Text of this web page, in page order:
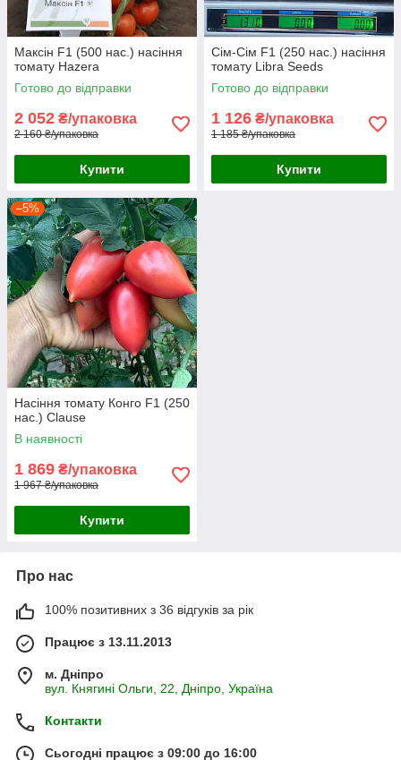
Максін F1 (500 нас.) насіння
томату Hazera
Готово до відправки
2 052 ₴/упаковка
2 160 ₴/упаковка
Купити
Сім-Сім F1 (250 нас.) насіння
томату Libra Seeds
Готово до відправки
1 126 ₴/упаковка
1 185 ₴/упаковка
Купити
–5%
Насіння томату Конго F1 (250
нас.) Clause
В наявності
1 869 ₴/упаковка
1 967 ₴/упаковка
Купити
Про нас
100% позитивних з 36 відгуків за рік
Працює з 13.11.2013
м. Дніпро
вул. Княгині Ольги, 22, Дніпро, Україна
Контакти
Сьогодні працює з 09:00 до 16:00